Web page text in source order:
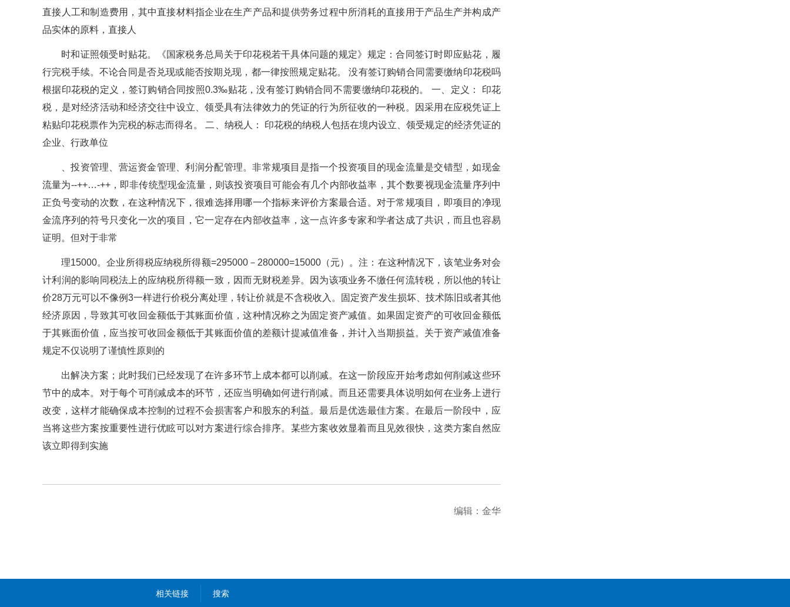
直接人工和制造费用，其中直接材料指企业在生产产品和提供劳务过程中所消耗的直接用于产品生产并构成产
品实体的原料，直接人
时和证照领受时贴花。《国家税务总局关于印花税若干具体问题的规定》规定：合同签订时即应贴花，履
行完税手续。不论合同是否兑现或能否按期兑现，都一律按照规定贴花。 没有签订购销合同需要缴纳印花税吗
根据印花税的定义，签订购销合同按照0.3‰贴花，没有签订购销合同不需要缴纳印花税的。 一、定义： 印花
税，是对经济活动和经济交往中设立、领受具有法律效力的凭证的行为所征收的一种税。因采用在应税凭证上
粘贴印花税票作为完税的标志而得名。 二、纳税人： 印花税的纳税人包括在境内设立、领受规定的经济凭证的
企业、行政单位
、投资管理、营运资金管理、利润分配管理。非常规项目是指一个投资项目的现金流量是交错型，如现金
流量为--++…-++，即非传统型现金流量，则该投资项目可能会有几个内部收益率，其个数要视现金流量序列中
正负号变动的次数，在这种情况下，很难选择用哪一个指标来评价方案最合适。对于常规项目，即项目的净现
金流序列的符号只变化一次的项目，它一定存在内部收益率，这一点许多专家和学者达成了共识，而且也容易
证明。但对于非常
理15000。企业所得税应纳税所得额=295000－280000=15000（元）。注：在这种情况下，该笔业务对会
计利润的影响同税法上的应纳税所得额一致，因而无财税差异。因为该项业务不缴任何流转税，所以他的转让
价28万元可以不像例3一样进行价税分离处理，转让价就是不含税收入。固定资产发生损坏、技术陈旧或者其他
经济原因，导致其可收回金额低于其账面价值，这种情况称之为固定资产减值。如果固定资产的可收回金额低
于其账面价值，应当按可收回金额低于其账面价值的差额计提减值准备，并计入当期损益。关于资产减值准备
规定不仅说明了谨慎性原则的
出解决方案；此时我们已经发现了在许多环节上成本都可以削减。在这一阶段应开始考虑如何削减这些环
节中的成本。对于每个可削减成本的环节，还应当明确如何进行削减。而且还需要具体说明如何在业务上进行
改变，这样才能确保成本控制的过程不会损害客户和股东的利益。最后是优选最佳方案。在最后一阶段中，应
当将这些方案按重要性进行优眩可以对方案进行综合排序。某些方案收效显着而且见效很快，这类方案自然应
该立即得到实施
编辑：金华
相关链接 搜索